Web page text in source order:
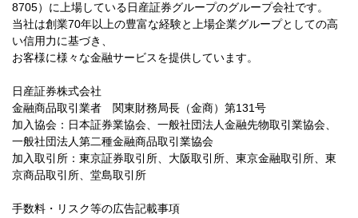
8705）に上場している日産証券グループのグループ会社です。
当社は創業70年以上の豊富な経験と上場企業グループとしての高
い信用力に基づき、
お客様に様々な金融サービスを提供しています。
日産証券株式会社
金融商品取引業者 関東財務局長（金商）第131号
加入協会：日本証券業協会、一般社団法人金融先物取引業協会、
一般社団法人第二種金融商品取引業協会
加入取引所：東京証券取引所、大阪取引所、東京金融取引所、東
京商品取引所、堂島取引所
手数料・リスク等の広告記載事項